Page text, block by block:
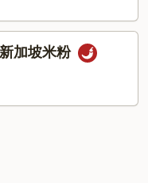
加坡米粉